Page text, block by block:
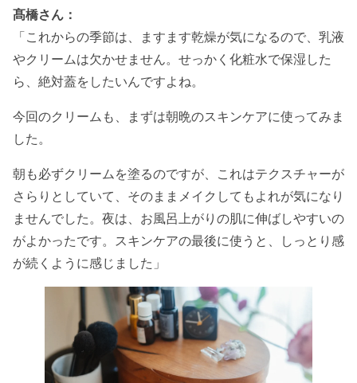
髙橋さん：
「これからの季節は、ますます乾燥が気になるので、乳液
やクリームは欠かせません。せっかく化粧水で保湿した
ら、絶対蓋をしたいんですよね。
今回のクリームも、まずは朝晩のスキンケアに使ってみま
した。
朝も必ずクリームを塗るのですが、これはテクスチャーが
さらりとしていて、そのままメイクしてもよれが気になり
ませんでした。夜は、お風呂上がりの肌に伸ばしやすいの
がよかったです。スキンケアの最後に使うと、しっとり感
が続くように感じました」